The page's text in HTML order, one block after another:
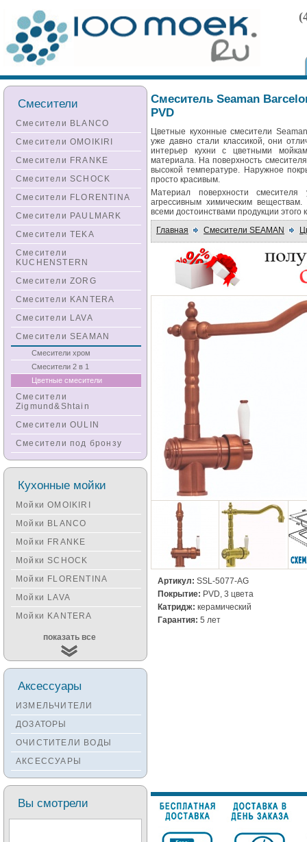
Смеситель Seaman
PVD
Цветные кухонные смесители
уже давно стали классикой, они
интерьер кухни с цветными
материала. На поверхность
высокой температуре. Наружное
просто красивым.
Материал поверхности
агрессивным химическим
всеми достоинствами продукции этого
Главная
Смесители SEAMAN
Артикул: SSL-5077-AG
Покрытие: PVD, 3 цвета
Катридж: керамический
Гарантия: 5 лет
Смесители
Смесители BLANCO
Смесители OMOIKIRI
Смесители FRANKE
Смесители SCHOCK
Смесители FLORENTINA
Смесители PAULMARK
Смесители TEKA
Смесители
KUCHENSTERN
Смесители ZORG
Смесители KANTERA
Смесители LAVA
Смесители SEAMAN
Смесители хром
Смесители 2 в 1
Цветные смесители
Смесители
Zigmund&Shtain
Смесители OULIN
Смесители под бронзу
Кухонные мойки
Мойки OMOIKIRI
Мойки BLANCO
Мойки FRANKE
Мойки SCHOCK
Мойки FLORENTINA
Мойки LAVA
Мойки KANTERA
Мойки KUCHENSTERN
Мойки ALVEUS
Мойки TEKA
Мойки ZORG
Мойки SEAMAN
Мойки ZIGMUND&SHTAIN
Мойки OULIN
Мойки PAULMARK
показать все
Аксессуары
ИЗМЕЛЬЧИТЕЛИ
ДОЗАТОРЫ
ОЧИСТИТЕЛИ ВОДЫ
АКСЕССУАРЫ
Вы смотрели